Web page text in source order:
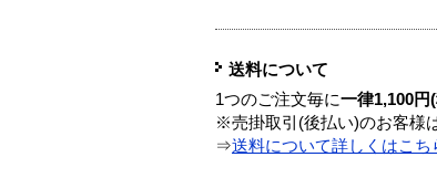
送料について
1つのご注文毎に一律1,100円
※売掛取引(後払い)のお客様
⇒送料について詳しくはこち